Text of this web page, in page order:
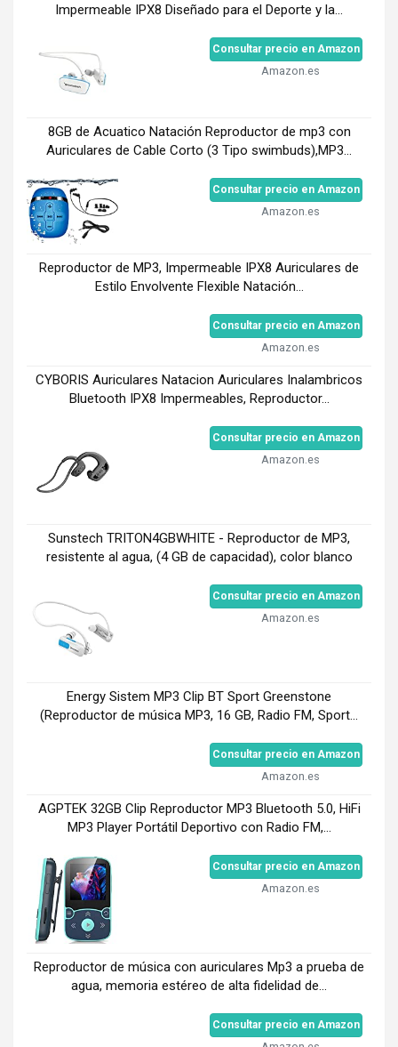
Impermeable IPX8 Diseñado para el Deporte y la...
Consultar precio en Amazon
Amazon.es
8GB de Acuatico Natación Reproductor de mp3 con
Auriculares de Cable Corto (3 Tipo swimbuds),MP3...
Consultar precio en Amazon
Amazon.es
Reproductor de MP3, Impermeable IPX8 Auriculares de
Estilo Envolvente Flexible Natación...
Consultar precio en Amazon
Amazon.es
CYBORIS Auriculares Natacion Auriculares Inalambricos
Bluetooth IPX8 Impermeables, Reproductor...
Consultar precio en Amazon
Amazon.es
Sunstech TRITON4GBWHITE - Reproductor de MP3,
resistente al agua, (4 GB de capacidad), color blanco
Consultar precio en Amazon
Amazon.es
Energy Sistem MP3 Clip BT Sport Greenstone
(Reproductor de música MP3, 16 GB, Radio FM, Sport...
Consultar precio en Amazon
Amazon.es
AGPTEK 32GB Clip Reproductor MP3 Bluetooth 5.0, HiFi
MP3 Player Portátil Deportivo con Radio FM,...
Consultar precio en Amazon
Amazon.es
Reproductor de música con auriculares Mp3 a prueba de
agua, memoria estéreo de alta fidelidad de...
Consultar precio en Amazon